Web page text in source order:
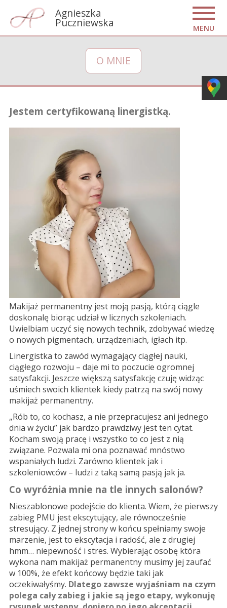
Agnieszka
Puczniewska MENU
O MNIE
Jestem certyfikowaną linergistką.
Makijaż permanentny jest moją pasją, którą ciągle
doskonalę biorąc udział w licznych szkoleniach.
Uwielbiam uczyć się nowych technik, zdobywać wiedzę
o nowych pigmentach, urządzeniach, igłach itp.
Linergistka to zawód wymagający ciągłej nauki,
ciągłego rozwoju – daje mi to poczucie ogromnej
satysfakcji. Jeszcze większą satysfakcję czuję widząc
uśmiech swoich klientek kiedy patrzą na swój nowy
makijaż permanentny.
„Rób to, co kochasz, a nie przepracujesz ani jednego
dnia w życiu” jak bardzo prawdziwy jest ten cytat.
Kocham swoją pracę i wszystko to co jest z nią
związane. Pozwala mi ona poznawać mnóstwo
wspaniałych ludzi. Zarówno klientek jak i
szkoleniowców – ludzi z taką samą pasją jak ja.
Co wyróżnia mnie na tle innych salonów?
Nieszablonowe podejście do klienta. Wiem, że pierwszy
zabieg PMU jest ekscytujący, ale równocześnie
stresujący. Z jednej strony w końcu spełniamy swoje
marzenie, jest to ekscytacja i radość, ale z drugiej
hmm… niepewność i stres. Wybierając osobę która
wykona nam makijaż permanentny musimy jej zaufać
w 100%, że efekt końcowy będzie taki jak
oczekiwałyśmy. Dlatego zawsze wyjaśniam na czym
polega cały zabieg i jakie są jego etapy, wykonuję